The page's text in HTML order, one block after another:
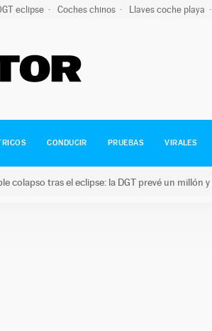
eclipse Coches chinos Llaves coche playa
CONDUCIR PRUEBAS VIRALES
colapso tras el eclipse: la DGT prevé un